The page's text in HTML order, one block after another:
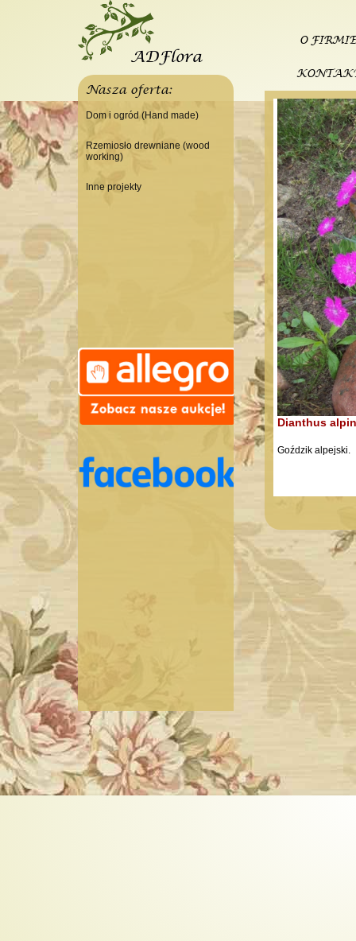
Nasza oferta:
Dom i ogród (Hand made)
Świeczniki
Tace
Panele, szyldy dekoracyjne
Rzemiosło drewniane (wood
working)
Do domu
Inne projekty
O
Dianthus
Goździk alpejski.